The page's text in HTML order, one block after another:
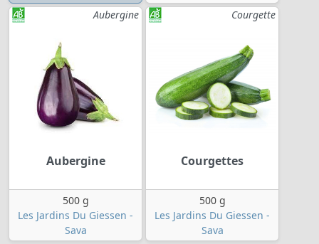
Aubergine
Aubergine
500 g
Les Jardins Du Giessen -
Sava
Courgette
Courgettes
500 g
Les Jardins Du Giessen -
Sava